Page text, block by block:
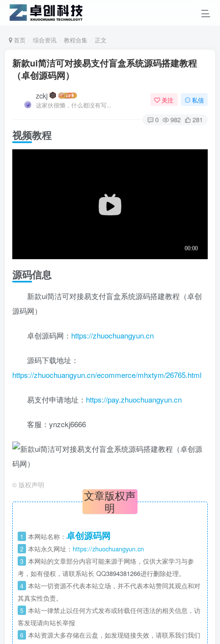
首页 综合资讯 教程合集 正文
新款ui简洁可对接易支付盲盒系统源码搭建教程
（卓创源码网）
zckj
这家伙很懒，什么都没有写...
关注 私信
0 982 281
视频教程
源码信息
新款ui简洁可对接易支付盲盒系统源码搭建教程（卓创
源码网）
卓创源码网： https://zhuochuangyun.cn
源码下载地址：
https://zhuochuangyun.cn/ecommerce/mhxtym/26765.html
易支付申请地址： https://pay.zhuochuangyun.cn
客服：ynzckj6666
© 版权声明
文章版权声
明
1 本网站名称： 卓创源码网
2 本站永久网址： https://zhuochuangyun.cn
3 本网站的文章部分内容可能来源于网络，仅供大家学习与参
考，如有侵权，请联系站长 QQ3894381266进行删除处理。
4 本站一切资源不代表本站立场，并不代表本站赞同其观点和对
其真实性负责。
5 本站一律禁止以任何方式发布或转载任何违法的相关信息，访
客发现请向站长举报
6 本站资源大多存储在云盘，如发现链接失效，请联系我们我们